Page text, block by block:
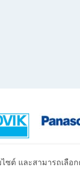
ซต์ และสามารถเลื